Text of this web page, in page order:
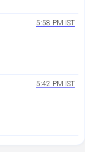
5:58 PM IST
5:42 PM IST